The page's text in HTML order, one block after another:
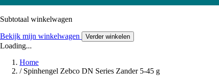
Subtotaal winkelwagen
Bekijk mijn winkelwagen Verder winkelen
Loading...
Home
/ Spinhengel Zebco DN Series Zander 5-45 g